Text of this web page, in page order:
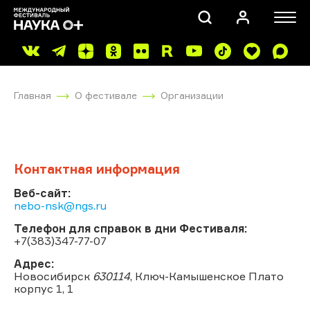
Главная О фестивале Организации
Контактная информация
Веб-сайт:
nebo-nsk@ngs.ru
Телефон для справок в дни Фестиваля:
+7(383)347-77-07
Адрес:
Новосибирск 630114, Ключ-Камышенское Плато
корпус 1, 1